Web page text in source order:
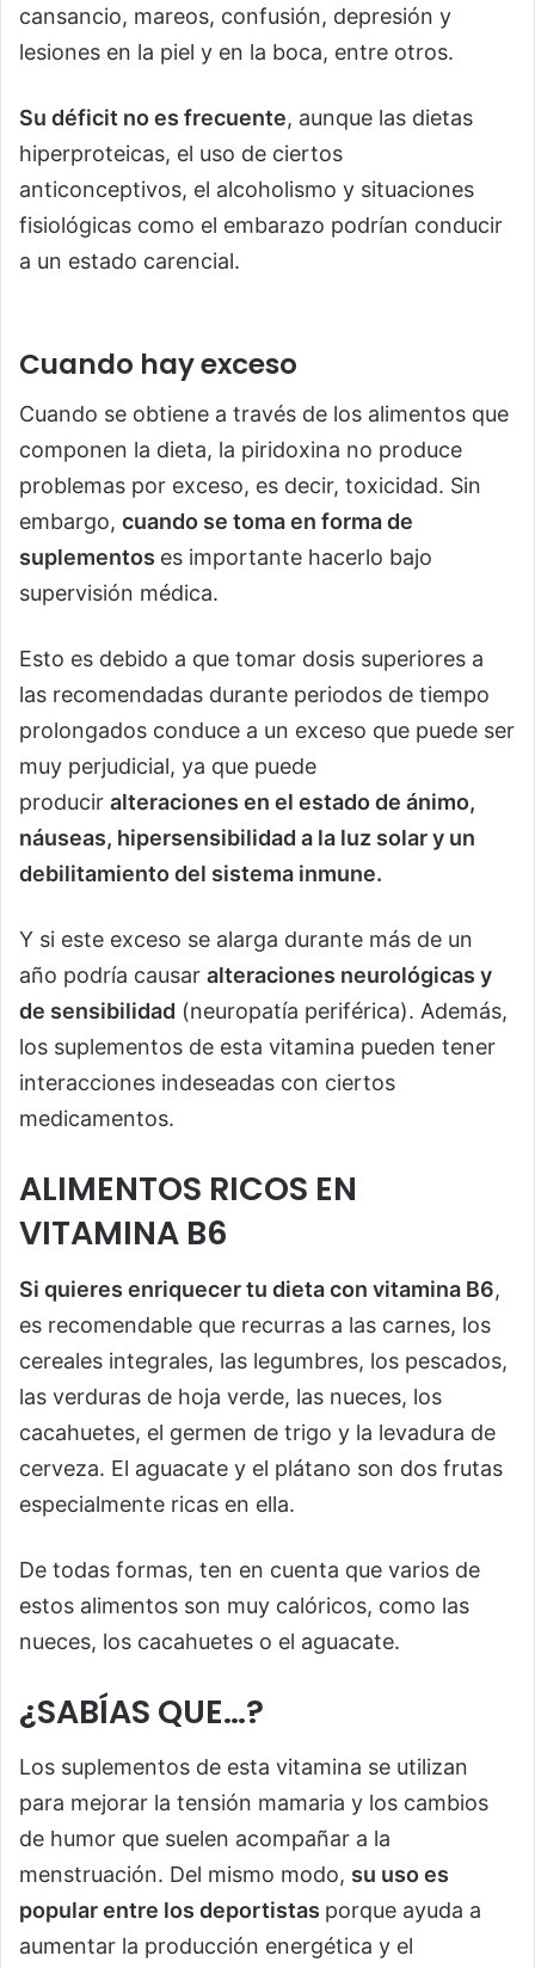
cansancio, mareos, confusión, depresión y
lesiones en la piel y en la boca, entre otros.
Su déficit no es frecuente, aunque las dietas
hiperproteicas, el uso de ciertos
anticonceptivos, el alcoholismo y situaciones
fisiológicas como el embarazo podrían conducir
a un estado carencial.
Cuando hay exceso
Cuando se obtiene a través de los alimentos que
componen la dieta, la piridoxina no produce
problemas por exceso, es decir, toxicidad. Sin
embargo, cuando se toma en forma de
suplementos es importante hacerlo bajo
supervisión médica.
Esto es debido a que tomar dosis superiores a
las recomendadas durante periodos de tiempo
prolongados conduce a un exceso que puede ser
muy perjudicial, ya que puede
producir alteraciones en el estado de ánimo,
náuseas, hipersensibilidad a la luz solar y un
debilitamiento del sistema inmune.
Y si este exceso se alarga durante más de un
año podría causar alteraciones neurológicas y
de sensibilidad (neuropatía periférica). Además,
los suplementos de esta vitamina pueden tener
interacciones indeseadas con ciertos
medicamentos.
ALIMENTOS RICOS EN
VITAMINA B6
Si quieres enriquecer tu dieta con vitamina B6,
es recomendable que recurras a las carnes, los
cereales integrales, las legumbres, los pescados,
las verduras de hoja verde, las nueces, los
cacahuetes, el germen de trigo y la levadura de
cerveza. El aguacate y el plátano son dos frutas
especialmente ricas en ella.
De todas formas, ten en cuenta que varios de
estos alimentos son muy calóricos, como las
nueces, los cacahuetes o el aguacate.
¿SABÍAS QUE…?
Los suplementos de esta vitamina se utilizan
para mejorar la tensión mamaria y los cambios
de humor que suelen acompañar a la
menstruación. Del mismo modo, su uso es
popular entre los deportistas porque ayuda a
aumentar la producción energética y el